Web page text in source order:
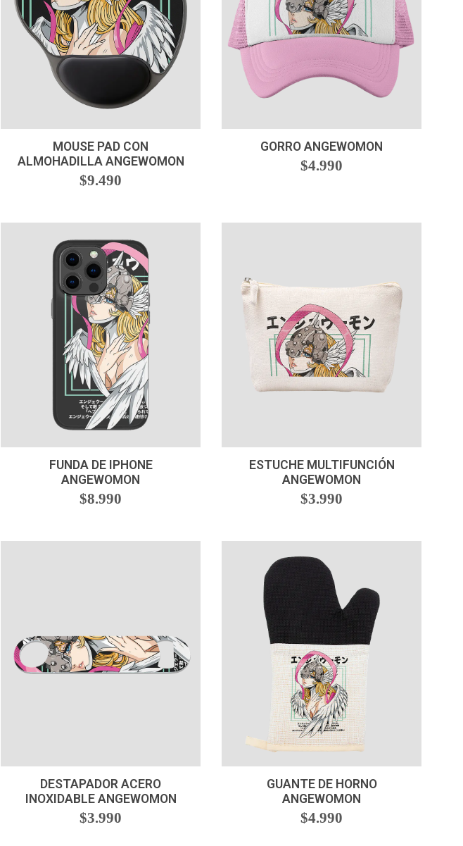
MOUSE PAD CON
ALMOHADILLA ANGEWOMON
+
$9.490
GORRO ANGEWOMON
$4.990
FUNDA DE IPHONE
ANGEWOMON
VER OPCIONES
$8.990
ESTUCHE MULTIFUNCIÓN
ANGEWOMON
$3.990
DESTAPADOR ACERO
INOXIDABLE ANGEWOMON
$3.990
GUANTE DE HORNO
ANGEWOMON
+
$4.990